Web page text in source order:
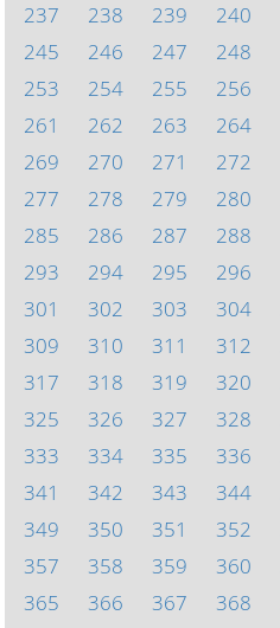
237
238 239 240
245
246 247 248
253
254 255 256
261
262 263 264
269
270 271 272
277
278 279 280
285
286 287 288
293
294 295 296
301
302 303 304
309
310 311 312
317
318 319 320
325
326 327 328
333
334 335 336
341
342 343 344
349
350 351 352
357
358 359 360
365
366 367 368